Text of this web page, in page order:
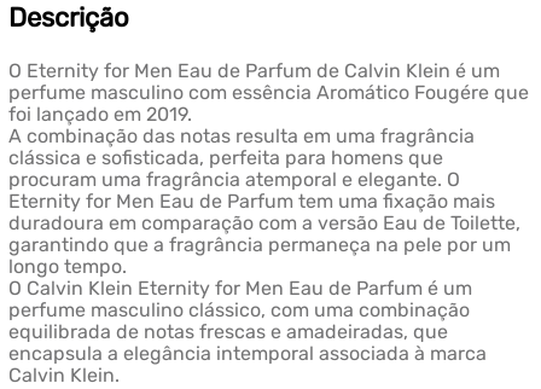
Descrição
O Eternity for Men Eau de Parfum de Calvin Klein é um
perfume masculino com essência Aromático Fougére que
foi lançado em 2019.
A combinação das notas resulta em uma fragrância
clássica e sofisticada, perfeita para homens que
procuram uma fragrância atemporal e elegante. O
Eternity for Men Eau de Parfum tem uma fixação mais
duradoura em comparação com a versão Eau de Toilette,
garantindo que a fragrância permaneça na pele por um
longo tempo.
O Calvin Klein Eternity for Men Eau de Parfum é um
perfume masculino clássico, com uma combinação
equilibrada de notas frescas e amadeiradas, que
encapsula a elegância intemporal associada à marca
Calvin Klein.